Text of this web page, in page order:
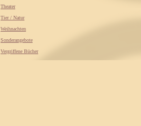
Theater
Tier / Natur
Weihnachten
Sonderangebote
Vergriffene Bücher